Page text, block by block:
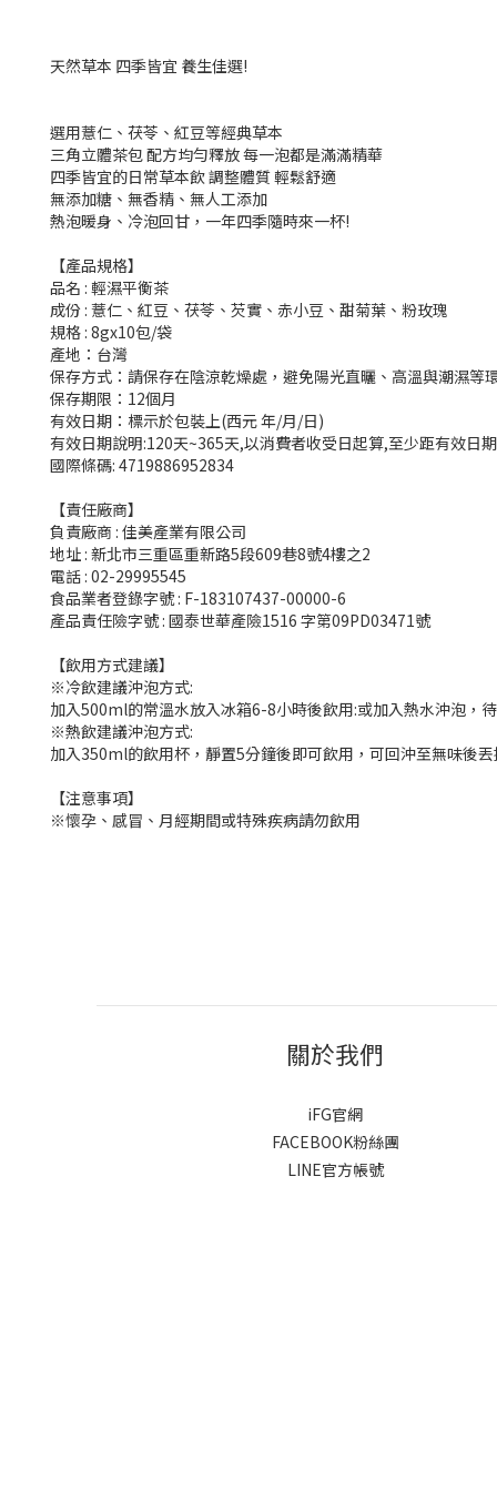
天然草本 四季皆宜 養生佳選!
選用薏仁、茯苓、紅豆等經典草本
三角立體茶包 配方均勻釋放 每一泡都是滿滿精華
四季皆宜的日常草本飲 調整體質 輕鬆舒適
無添加糖、無香精、無人工添加
熱泡暖身、冷泡回甘，一年四季隨時來一杯!
【產品規格】
品名 : 輕濕平衡茶
成份 : 薏仁、紅豆、茯苓、芡實、赤小豆、甜菊葉、粉玫瑰
規格 : 8gx10包/袋
產地：台灣
保存方式：請保存在陰涼乾燥處，避免陽光直曬、高溫與潮濕等
保存期限：12個月
有效日期：標示於包裝上(西元 年/月/日)
有效日期說明:120天~365天,以消費者收受日起算,至少距有效日
國際條碼: 4719886952834
【責任廠商】
負責廠商 : 佳美產業有限公司
地址 : 新北市三重區重新路5段609巷8號4樓之2
電話 : 02-29995545
食品業者登錄字號 : F-183107437-00000-6
產品責任險字號 : 國泰世華產險1516 字第09PD03471號
【飲用方式建議】
※冷飲建議沖泡方式:
加入500ml的常溫水放入冰箱6-8小時後飲用:或加入熱水沖泡，
※熱飲建議沖泡方式:
加入350ml的飲用杯，靜置5分鐘後即可飲用，可回沖至無味後
【注意事項】
※懷孕、感冒、月經期間或特殊疾病請勿飲用
關於我們
iFG官網
FACEBOOK粉絲團
LINE官方帳號